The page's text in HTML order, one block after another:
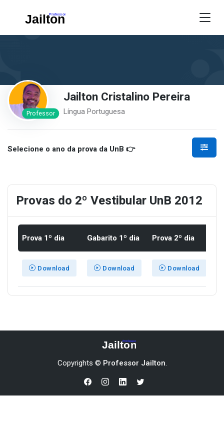
Professor
Jailton Cristalino Pereira
Língua Portuguesa
Selecione o ano da prova da UnB 👉
Provas do 2º Vestibular UnB 2012
Prova 1º dia Gabarito 1º dia Prova 2º dia
Download Download Download
Copyrights © Professor Jailton.